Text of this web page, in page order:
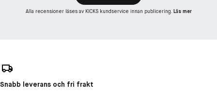
Alla recensioner läses av KICKS kundservice innan publicering. Läs mer
Snabb leverans och fri frakt